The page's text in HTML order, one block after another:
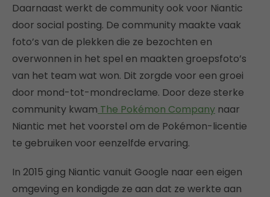
Daarnaast werkt de community ook voor Niantic
door social posting. De community maakte vaak
foto’s van de plekken die ze bezochten en
overwonnen in het spel en maakten groepsfoto’s
van het team wat won. Dit zorgde voor een groei
door mond-tot-mondreclame. Door deze sterke
community kwam The Pokémon Company naar
Niantic met het voorstel om de Pokémon-licentie
te gebruiken voor eenzelfde ervaring.
In 2015 ging Niantic vanuit Google naar een eigen
omgeving en kondigde ze aan dat ze werkte aan